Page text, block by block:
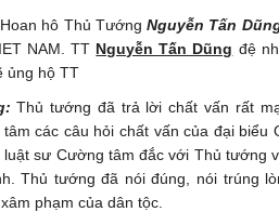
Hoan hô Thủ TướngNguyễn Tấn
NAM. TT Nguyễn Tấn Dũng đệ
ủng hộ TT
Thủ tướng đã trả lời chất vấn rất
các câu hỏi chất vấn của đại biểu
sư Cường tâm đắc với Thủ tướng
Thủ tướng đã nói đúng, nói trúng
phạm của dân tộc.